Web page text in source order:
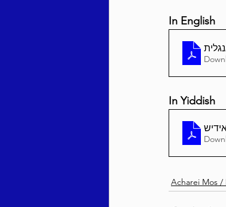
In English
In Yiddish
Acharei Mos /